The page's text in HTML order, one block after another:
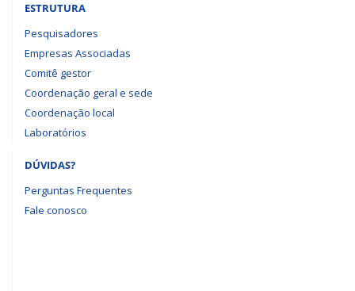
ESTRUTURA
Pesquisadores
Empresas Associadas
Comitê gestor
Coordenação geral e sede
Coordenação local
Laboratórios
DÚVIDAS?
Perguntas Frequentes
Fale conosco